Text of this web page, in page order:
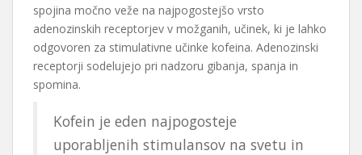
spojina močno veže na najpogostejšo vrsto
adenozinskih receptorjev v možganih, učinek, ki je lahko
odgovoren za stimulativne učinke kofeina. Adenozinski
receptorji sodelujejo pri nadzoru gibanja, spanja in
spomina.
Kofein je eden najpogosteje
uporabljenih stimulansov na svetu in